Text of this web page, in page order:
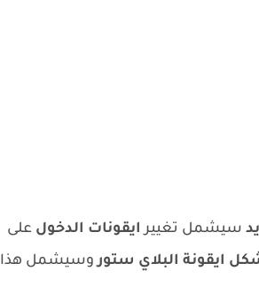
سيشمل تغيير ايقونات الدخول على
ايقونة البلاي ستوروسيشمل هذا